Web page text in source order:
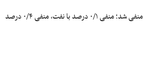
رشد اقتصادی در بهار امسال منفی شد؛ منفی ۰/۱ درصد با نفت، منفی ۰/۴ درصد